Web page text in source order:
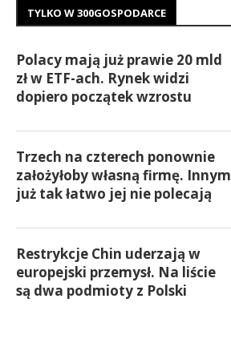
TYLKO W 300GOSPODARCE
Polacy mają już prawie 20 mld
zł w ETF-ach. Rynek widzi
dopiero początek wzrostu
Trzech na czterech ponownie
założyłoby własną firmę. Innym
już tak łatwo jej nie polecają
Restrykcje Chin uderzają w
europejski przemysł. Na liście
są dwa podmioty z Polski